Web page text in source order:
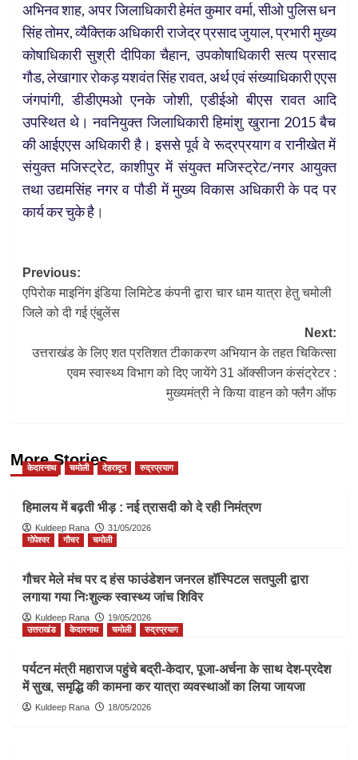
अभिनव शाह, अपर जिलाधिकारी हेमंत कुमार वर्मा, सीओ पुलिस धन
सिंह तोमर, व्यैक्तिक अधिकारी राजेद्र प्रसाद जुयाल, प्रभारी मुख्य
कोषाधिकारी सुश्री दीपिका चैहान, उपकोषाधिकारी सत्य प्रसाद
गौड, लेखागार रोकड़ यशवंत सिंह रावत, अर्थ एवं संख्याधिकारी एएस
जंगपांगी, डीडीएमओ एनके जोशी, एडीईओ बीएस रावत आदि
उपस्थित थे। नवनियुक्त जिलाधिकारी हिमांशु खुराना 2015 बैच
की आईएएस अधिकारी है। इससे पूर्व वे रूद्रप्रयाग व रानीखेत में
संयुक्त मजिस्ट्रेट, काशीपुर में संयुक्त मजिस्ट्रेट/नगर आयुक्त
तथा उद्यमसिंह नगर व पौडी में मुख्य विकास अधिकारी के पद पर
कार्य कर चुके है।
Post
navigation
Previous:
एपिरोक माइनिंग इंडिया लिमिटेड कंपनी द्वारा चार धाम यात्रा हेतु चमोली
जिले को दी गई एंबुलेंस
Next:
उत्तराखंड के लिए शत प्रतिशत टीकाकरण अभियान के तहत चिकित्सा
एवम स्वास्थ्य विभाग को दिए जायेंगे 31 ऑक्सीजन कंसंट्रेटर :
मुख्यमंत्री ने किया वाहन को फ्लैग ऑफ
More Stories
केदारनाथ चमोली देहरादून रुद्रप्रयाग
हिमालय में बढ़ती भीड़ : नई त्रासदी को दे रही निमंत्रण
Kuldeep Rana
31/05/2026
गोपेश्वर
गौचर चमोली
गौचर मेले मंच पर द हंस फाउंडेशन जनरल हॉस्पिटल सतपुली द्वारा
लगाया गया निःशुल्क स्वास्थ्य जांच शिविर
Kuldeep Rana
19/05/2026
उत्तराखंड
केदारनाथ चमोली रुद्रप्रयाग
पर्यटन मंत्री महाराज पहुंचे बद्री-केदार, पूजा-अर्चना के साथ देश-प्रदेश
में सुख, समृद्धि की कामना कर यात्रा व्यवस्थाओं का लिया जायजा
Kuldeep Rana 18/05/2026